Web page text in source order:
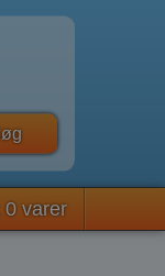
0 varer